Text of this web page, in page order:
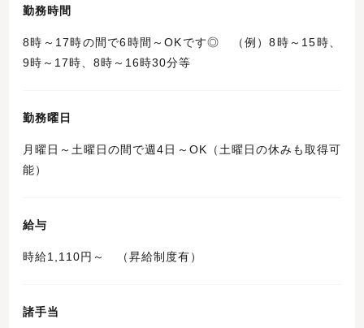
勤務時間
8時～17時の間で6時間～OKです◎ （例）8時～15時、
9時～17時、8時～16時30分等
勤務曜日
月曜日～土曜日の間で週4日～OK（土曜日の休みも取得可
能）
給与
時給1,110円～ （昇給制度有）
諸手当